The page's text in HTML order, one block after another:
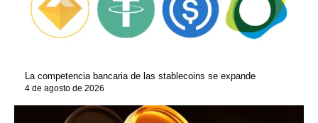
La competencia bancaria de las stablecoins se expande
4 de agosto de 2026